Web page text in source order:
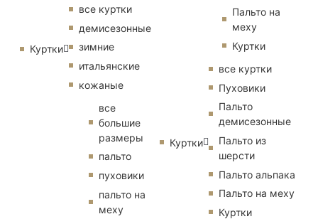
Куртки
все куртки
демисезонные
зимние
итальянские
кожаные
все
большие
размеры
пальто
пуховики
пальто на
меху
Пальто на
меху
Куртки
Куртки
все куртки
Пуховики
Пальто
демисезонные
Пальто из
шерсти
Пальто альпака
Пальто на меху
Куртки